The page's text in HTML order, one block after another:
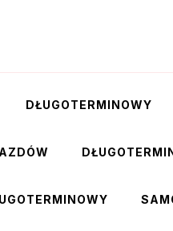
DŁUGOTERMINOWY